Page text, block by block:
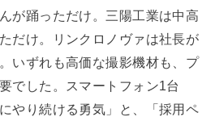
が踊っただけ。三陽工業は中高
だけ。リンクロノヴァは社長が
いずれも高価な撮影機材も、プ
でした。スマートフォン1台
やり続ける勇気」と、「採用ペ